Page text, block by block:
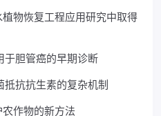
物恢复工程应用研究中取得
于胆管癌的早期诊断
抵抗抗生素的复杂机制
作物的新方法